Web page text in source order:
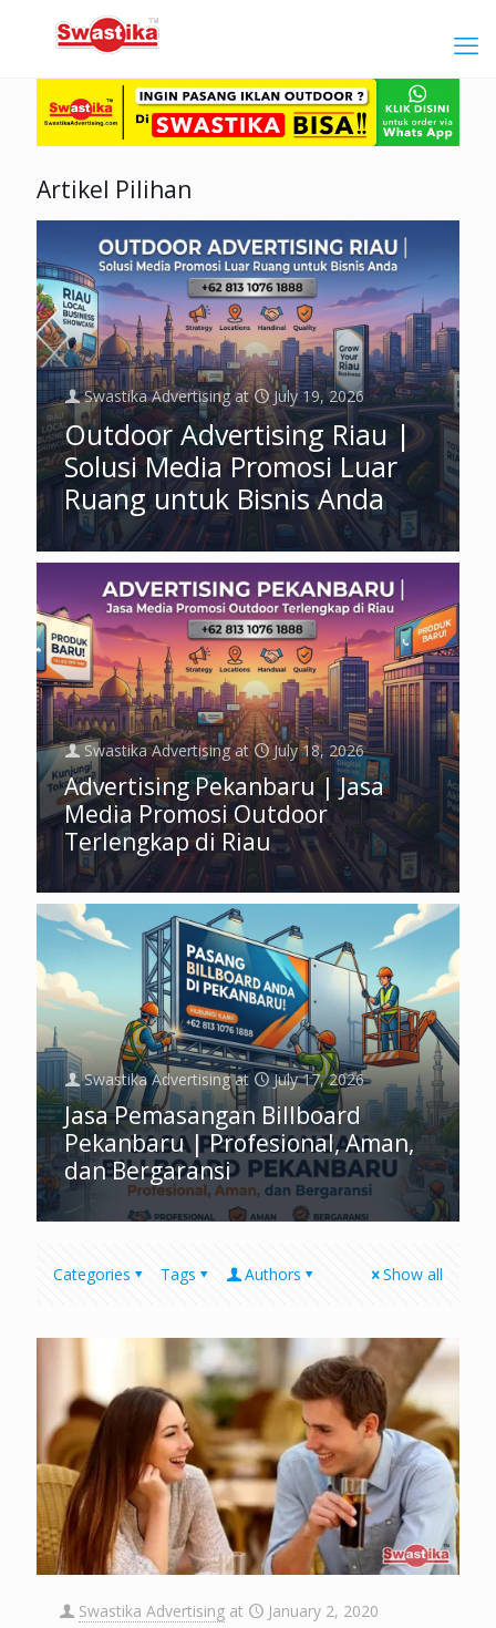
Artikel Pilihan
Swastika Advertising at July 19, 2026
Outdoor Advertising Riau |
Solusi Media Promosi Luar
Ruang untuk Bisnis Anda
Swastika Advertising at July 18, 2026
Advertising Pekanbaru | Jasa
Media Promosi Outdoor
Terlengkap di Riau
Swastika Advertising at July 17, 2026
Jasa Pemasangan Billboard
Pekanbaru | Profesional, Aman,
dan Bergaransi
Categories Tags Authors Show all
Swastika Advertising at January 2, 2020